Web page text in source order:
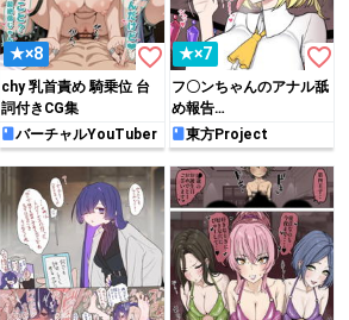
★×8 favorite_border
chy 乳首責め 騎乗位 台
詞付きCG集
バーチャルYouTuber
★×7 favorite_border
フ〇ンちゃんのアナル舐
め報告…
東方Project